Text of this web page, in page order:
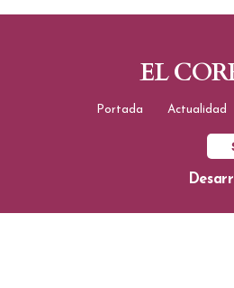
EL
Portada Actualidad